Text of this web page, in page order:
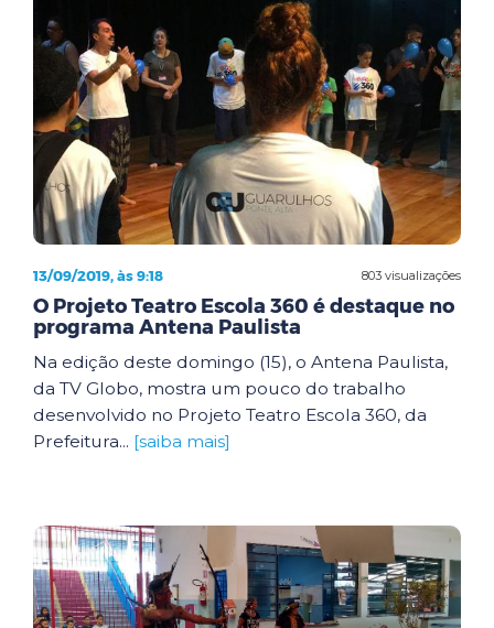
803 visualizações
13/09/2019, às 9:18
O Projeto Teatro Escola 360 é destaque no
programa Antena Paulista
Na edição deste domingo (15), o Antena Paulista,
da TV Globo, mostra um pouco do trabalho
desenvolvido no Projeto Teatro Escola 360, da
Prefeitura... [saiba mais]